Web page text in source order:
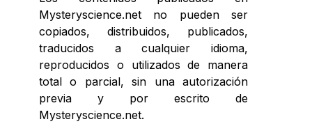
Mysteryscience.net no pueden ser
copiados, distribuidos, publicados,
traducidos a cualquier idioma,
reproducidos o utilizados de manera
total o parcial, sin una autorización
previa y por escrito de
Mysteryscience.net.